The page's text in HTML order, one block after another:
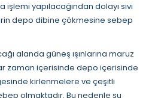
işlemi yapılacağından dolayı sıvı
depo dibine çökmesine sebep
alanda güneş ışınlarına maruz
zaman içerisinde depo içerisinde
kirlenmelere ve çeşitli
olmaktadır. Bu nedenle su